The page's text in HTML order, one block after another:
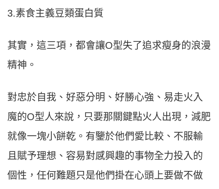
3.素食主義豆類蛋白質
其實，這三項，都會讓O型失了追求瘦身的浪漫
精神。
對忠於自我、好惡分明、好勝心強、易走火入
魔的O型人來說，只要那關鍵點火人出現，減肥
就像一塊小餅乾。有鑒於他們愛比較、不服輸
且賦予理想、容易對感興趣的事物全力投入的
個性，任何難題只是他們掛在心頭上要做不做